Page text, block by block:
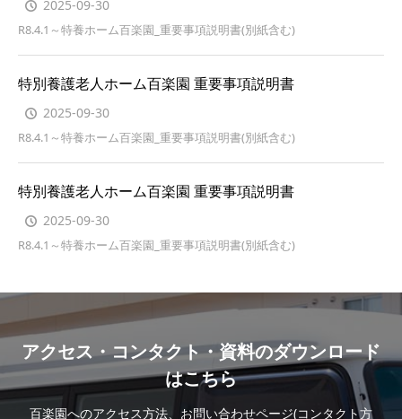
2025-09-30
R8.4.1～特養ホーム百楽園_重要事項説明書(別紙含む)
特別養護老人ホーム百楽園 重要事項説明書
2025-09-30
R8.4.1～特養ホーム百楽園_重要事項説明書(別紙含む)
特別養護老人ホーム百楽園 重要事項説明書
2025-09-30
R8.4.1～特養ホーム百楽園_重要事項説明書(別紙含む)
アクセス・コンタクト・資料のダウンロード
はこちら
百楽園へのアクセス方法、お問い合わせページ(コンタクト方